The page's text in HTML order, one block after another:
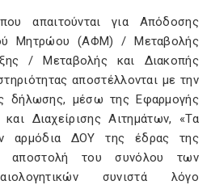
απαιτούνται για Απόδοσης
Μητρώου (ΑΦΜ) / Μεταβολής
/ Μεταβολής και Διακοπής
αποστέλλονται με την
δήλωσης, μέσω της Εφαρμογής
Διαχείρισης Αιτημάτων, «Τα
αρμόδια ΔΟΥ της έδρας της
αποστολή του συνόλου των
συνιστά λόγο